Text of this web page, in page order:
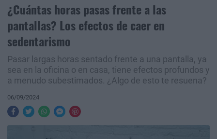
¿Cuántas horas pasas frente a las
pantallas? Los efectos de caer en
sedentarismo
Pasar largas horas sentado frente a una pantalla, ya
sea en la oficina o en casa, tiene efectos profundos y
a menudo subestimados. ¿Algo de esto te resuena?
06/09/2024